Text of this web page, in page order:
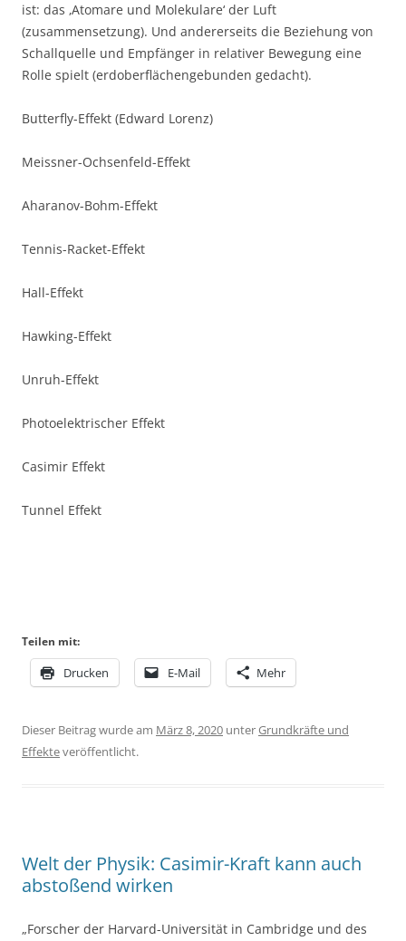
ist: das ‚Atomare und Molekulare‘ der Luft
(zusammensetzung). Und andererseits die Beziehung von
Schallquelle und Empfänger in relativer Bewegung eine
Rolle spielt (erdoberflächengebunden gedacht).
Butterfly-Effekt (Edward Lorenz)
Meissner-Ochsenfeld-Effekt
Aharanov-Bohm-Effekt
Tennis-Racket-Effekt
Hall-Effekt
Hawking-Effekt
Unruh-Effekt
Photoelektrischer Effekt
Casimir Effekt
Tunnel Effekt
Teilen mit:
Drucken E-Mail Mehr
Dieser Beitrag wurde am März 8, 2020 unterGrundkräfte und
Effekteveröffentlicht.
Welt der Physik: Casimir-Kraft kann auch
abstoßend wirken
„Forscher der Harvard-Universität in Cambridge und des